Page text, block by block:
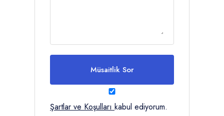
Müsaitlik Sor
Şartlar ve Koşulları kabul ediyorum.